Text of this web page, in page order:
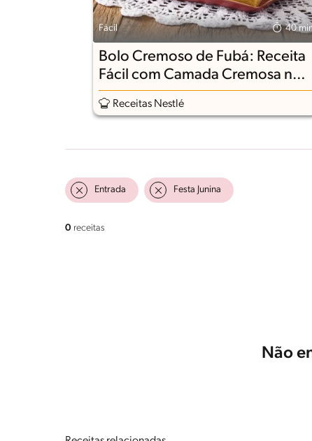
Fácil 40
Bolo Cremoso de Fubá: Receita
Fácil com Camada Cremosa no
Meio
Receitas Nestlé
Entrada Festa Junina
0 receitas
Não